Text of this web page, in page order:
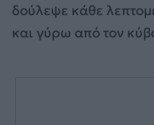
δούλεψε κάθε
και γύρω από τον